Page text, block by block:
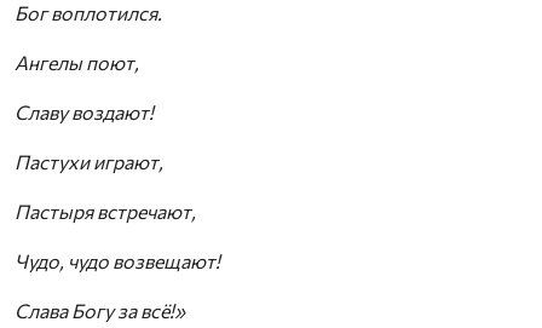
Бог воплотился.
Ангелы поют,
Славу воздают!
Пастухи играют,
Пастыря встречают,
Чудо, чудо возвещают!
Слава Богу за всё!»